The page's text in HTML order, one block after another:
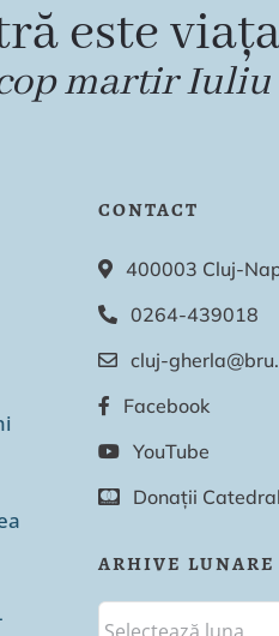
este
martir Iuliu
CONTACT
400003 Cluj-
0264-439018
cluj-
Facebook
YouTube
Donații
ARHIVE LUNARE